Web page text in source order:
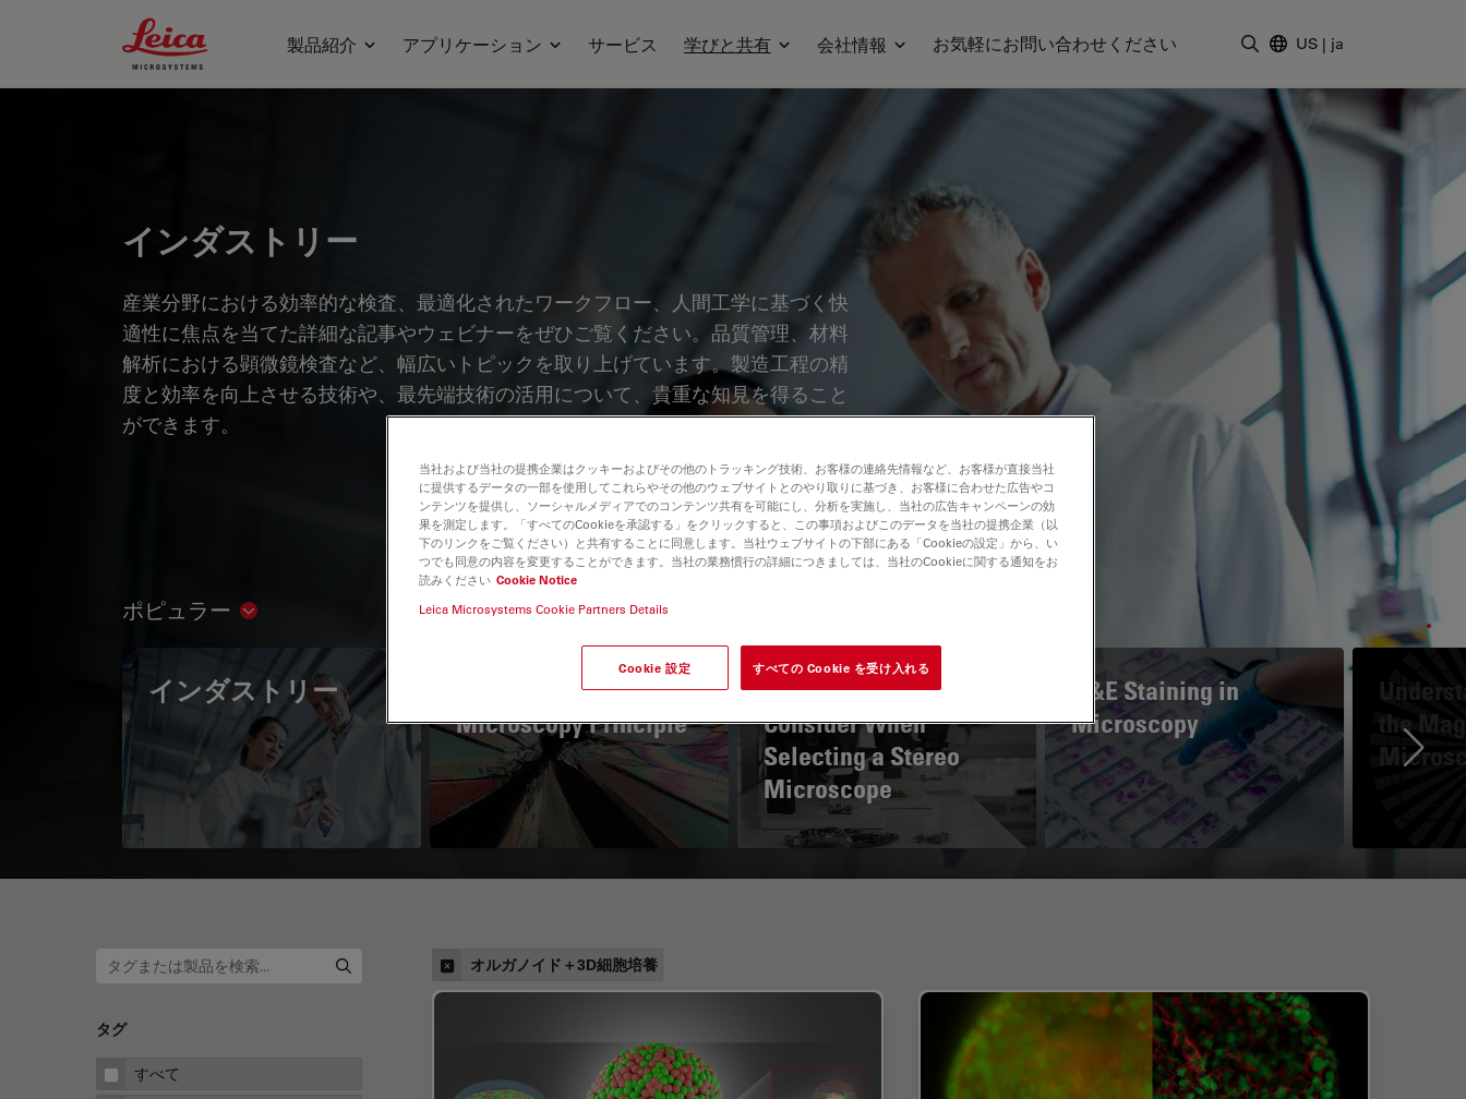
Leica Microsystems Logo
製品紹介 アプリケーション サービス 学びと共有 会社情報 お気軽にお問い合わせください US | ja
インダストリー
産業分野における効率的な検査、最適化されたワークフロー、人間工学に基づく快
適性に焦点を当てた詳細な記事やウェビナーをぜひご覧ください。品質管理、材料
解析における顕微鏡検査など、幅広いトピックを取り上げています。製造工程の精
度と効率を向上させる技術や、最先端技術の活用について、貴重な知見を得ること
ができます。
ポピュラー Show subnavigation
インダストリー
The Polarization
Microscopy Principle
Key Factors to
Consider When
Selecting a Stereo
Microscope
H&E Staining in
Microscopy
the
タグ
すべて
オルガノイド＋3D細胞培養
当社および当社の提携企業はクッキーおよびその他のトラッキング技術、お客様の連絡先情報など、お客様が直接当社
に提供するデータの一部を使用してこれらやその他のウェブサイトとのやり取りに基づき、お客様に合わせた広告やコ
ンテンツを提供し、ソーシャルメディアでのコンテンツ共有を可能にし、分析を実施し、当社の広告キャンペーンの効
果を測定します。「すべてのCookieを承認する」をクリックすると、この事項およびこのデータを当社の提携企業（以
下のリンクをご覧ください）と共有することに同意します。当社ウェブサイトの下部にある「Cookieの設定」から、い
つでも同意の内容を変更することができます。当社の業務慣行の詳細につきましては、当社のCookieに関する通知をお
読みください Cookie Notice
Leica Microsystems Cookie Partners Details
Cookie 設定 すべての Cookie を受け入れる